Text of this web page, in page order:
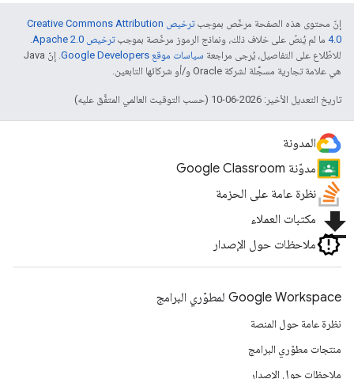
إنّ محتوى هذه الصفحة مرخّص بموجب
ترخيص Creative Commons Attribution
4.0‏ ما لم يُنصّ على خلاف ذلك، ونماذج الرموز مرخّصة بموجبترخيص Apache 2.0‏
.
للاطّلاع على التفاصيل، يُرجى مراجعة سياسات موقع Google Developers‏
. إنّ Java
هي علامة تجارية مسجَّلة لشركة Oracle و/أو شركائها التابعين.
تاريخ التعديل الأخير: 2026-06-10 (حسب التوقيت العالمي المتفَّق عليه)
المدونة
مدوّنة Google Classroom
نظرة عامة على الحزمة
file_download مكتبات العملاء
ملاحظات حول الإصدار
Google Workspace لمطوّري البرامج
نظرة عامة حول المنصة
منتجات مطوّري البرامج
ملاحظات حول الإصدار